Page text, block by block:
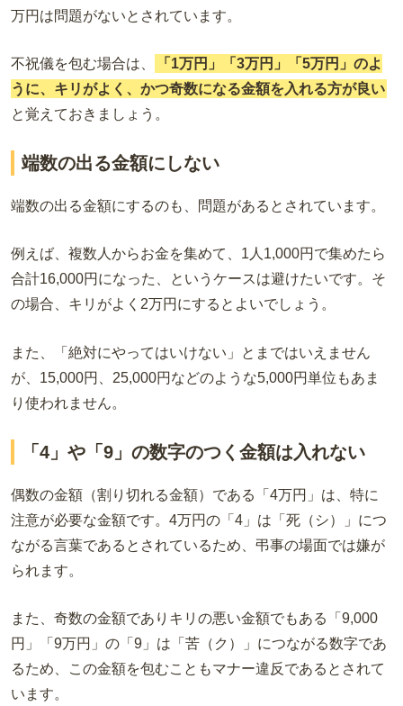
万円は問題がないとされています。
不祝儀を包む場合は、
「1万円」「3万円」「5万円」のよ
うに、キリがよく、かつ奇数になる金額を入れる方が良い
と覚えておきましょう。
端数の出る金額にしない
端数の出る金額にするのも、問題があるとされています。
例えば、複数人からお金を集めて、1人1,000円で集めたら
合計16,000円になった、というケースは避けたいです。そ
の場合 、キリがよく 2万円 にするとよいでしょう。
また、「絶対にやってはいけない」とまではいえません
が、 15,000円、 25,000円などのような5,000円単位もあま
り使われません。
「4」や「9」の数字のつく金額は入れない
偶数の金額（割り切れる金額）である「 4万円」は、特に
注意が必要な金額です。 4万円の「 4 」は「死（シ）」につ
ながる言葉であるとされているため、弔事の場面では嫌が
られます。
また、奇数の金額でありキリの悪い金額でもある「 9,000
円」「 9万円」の「 9 」は「苦（ク）」につながる数字であ
るため、この金額を包むこともマナー違反であるとされて
います。